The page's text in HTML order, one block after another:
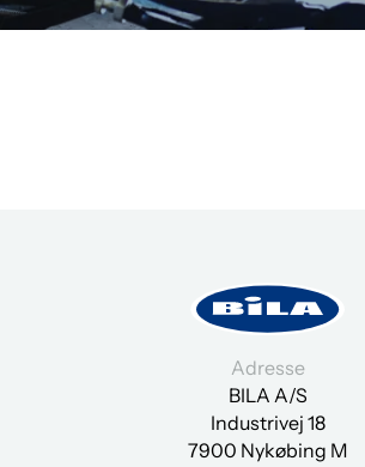
Adresse
BILA A/S
Industrivej 18
7900 Nykøbing M